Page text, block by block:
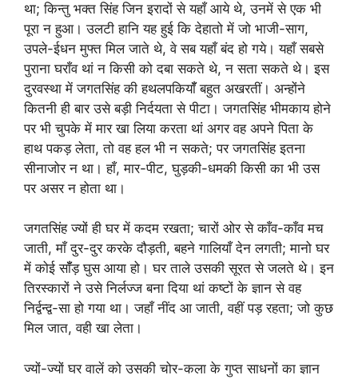
था; किन्तु भक्त सिंह जिन इरादों से यहाँ आये थे, उनमें से एक भी
पूरा न हुआ। उलटी हानि यह हुई कि देहातो में जो भाजी-साग,
उपले-ईधन मुफ्त मिल जाते थे, वे सब यहाँ बंद हो गये। यहाँ सबसे
पुराना घराँव थां न किसी को दबा सकते थे, न सता सकते थे। इस
दुरवस्था में जगतसिंह की हथलपकियॉँ बहुत अखरतीं। अन्होंने
कितनी ही बार उसे बड़ी निर्दयता से पीटा। जगतसिंह भीमकाय होने
पर भी चुपके में मार खा लिया करता थां अगर वह अपने पिता के
हाथ पकड़ लेता, तो वह हल भी न सकते; पर जगतसिंह इतना
सीनाजोर न था। हाँ, मार-पीट, घुड़की-धमकी किसी का भी उस
पर असर न होता था।
जगतसिंह ज्यों ही घर में कदम रखता; चारों ओर से काँव-काँव मच
जाती, माँ दुर-दुर करके दौड़ती, बहने गालियाँ देन लगती; मानो घर
में कोई सॉँड़ घुस आया हो। घर ताले उसकी सूरत से जलते थे। इन
तिरस्कारों ने उसे निर्लज्ज बना दिया थां कष्टों के ज्ञान से वह
निर्द्वन्द्व-सा हो गया था। जहाँ नींद आ जाती, वहीं पड़ रहता; जो कुछ
मिल जात, वही खा लेता।
ज्यों-ज्यों घर वालें को उसकी चोर-कला के गुप्त साधनों का ज्ञान